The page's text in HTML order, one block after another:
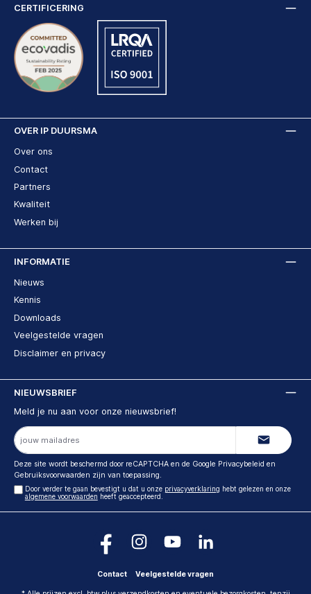
OVER IP DUURSMA
Over ons
Contact
Partners
Kwaliteit
Werken bij
INFORMATIE
Nieuws
Kennis
Downloads
Veelgestelde vragen
Disclaimer en privacy
CERTIFICERING
NIEUWSBRIEF
Meld je nu aan voor onze nieuwsbrief!
E-
mailadres
Deze site wordt beschermd door reCAPTCHA en de Google Privacybeleid en
Gebruiksvoorwaarden zijn van toepassing.
Door verder te gaan bevestigt u dat u onze privacyverklaring hebt gelezen en onze
algemene voorwaarden heeft geaccepteerd.
Contact Veelgestelde vragen